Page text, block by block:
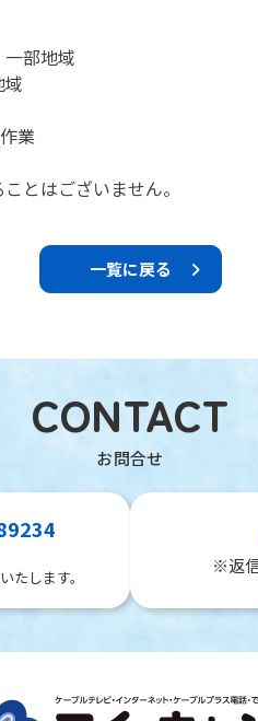
部地域
業
とはございません。
一覧に戻る
CONTACT
します。
※返